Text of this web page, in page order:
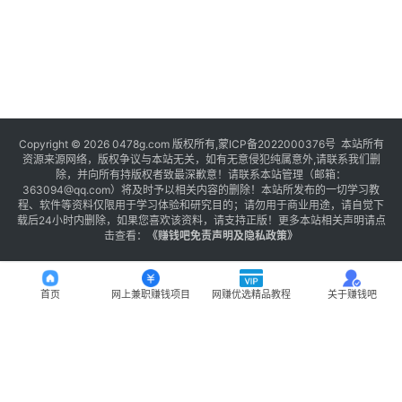
Copyright © 2026 0478g.com 版权所有,蒙ICP备2022000376号 本站所有
资源来源网络，版权争议与本站无关，如有无意侵犯纯属意外,请联系我们删
除，并向所有持版权者致最深歉意！请联系本站管理（邮箱：
363094@qq.com）将及时予以相关内容的删除！本站所发布的一切学习教
程、软件等资料仅限用于学习体验和研究目的；请勿用于商业用途，请自觉下
载后24小时内删除，如果您喜欢该资料，请支持正版！更多本站相关声明请点
击查看：
《赚钱吧免责声明及隐私政策》
首页 网上兼职赚钱项目 网赚优选精品教程 关于赚钱吧